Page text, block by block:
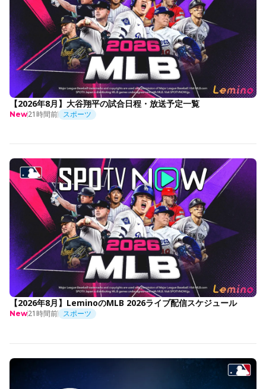
【2026年8月】大谷翔平の試合日程・放送予定一覧
New21時間前 スポーツ
【2026年8月】LeminoのMLB 2026ライブ配信スケジュール
New21時間前 スポーツ